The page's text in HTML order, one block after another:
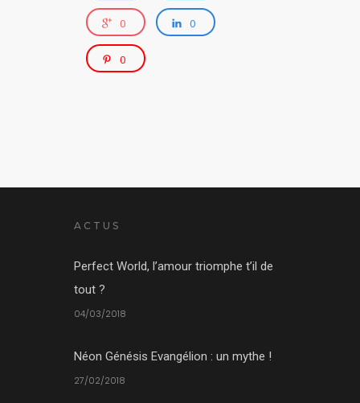
0 0
0
ACTUS
Perfect World, l’amour triomphe t’il de
tout ?
04/03/2018
Néon Génésis Evangélion : un mythe !
27/02/2018